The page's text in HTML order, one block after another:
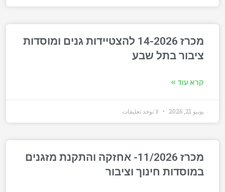
מכרז 14-2026 להצטיידות גנים ומוסדות
ציבור בתל שבע
קרא עוד »
يونيو 21, 2026 لا توجد تعليقات
מכרז 11/2026- אחזקה והתקנת מזגנים
במוסדות חינוך וציבור